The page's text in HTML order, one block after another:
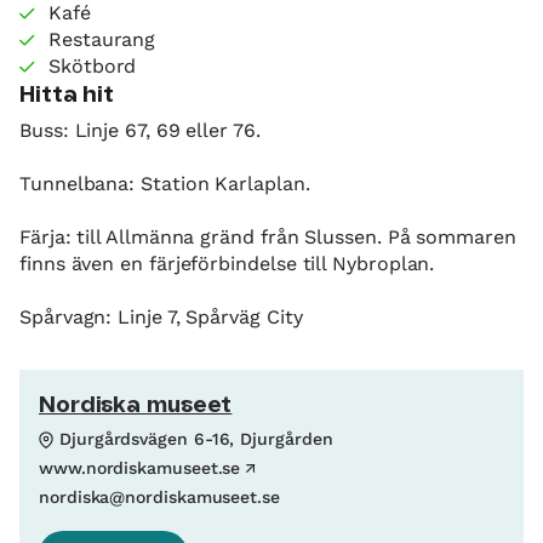
Kafé
Restaurang
Skötbord
Hitta hit
Buss: Linje 67, 69 eller 76.
Tunnelbana: Station Karlaplan.
Färja: till Allmänna gränd från Slussen. På sommaren
finns även en färjeförbindelse till Nybroplan.
Spårvagn: Linje 7, Spårväg City
Nordiska museet
Djurgårdsvägen 6-16, Djurgården
www.nordiskamuseet.se
nordiska@nordiskamuseet.se